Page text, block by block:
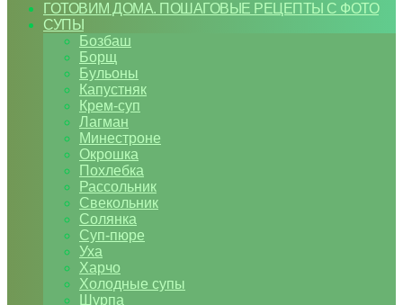
ГОТОВИМ ДОМА. ПОШАГОВЫЕ РЕЦЕПТЫ С ФОТО
СУПЫ
Бозбаш
Борщ
Бульоны
Капустняк
Крем-суп
Лагман
Минестроне
Окрошка
Похлебка
Рассольник
Свекольник
Солянка
Суп-пюре
Уха
Харчо
Холодные супы
Шурпа